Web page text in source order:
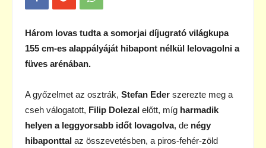
Három lovas tudta a somorjai díjugrató világkupa
155 cm-es alappályáját hibapont nélkül lelovagolni a
füves arénában.
A győzelmet az osztrák, Stefan Eder szerezte meg a
cseh válogatott, Filip Dolezal előtt, míg harmadik
helyen a leggyorsabb időt lovagolva, de négy
hibaponttal az összevetésben, a piros-fehér-zöld